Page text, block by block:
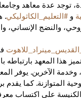
توجد عدة معاهد
و #التعليم_الكاثوليكي.
والنضج الإنساني،
هذا المعهد بارتباطه
وخدمة الآخرين. يوفر
المتوازنة. كما
على اكتساب